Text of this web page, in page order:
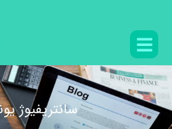
سانتریفیوژ